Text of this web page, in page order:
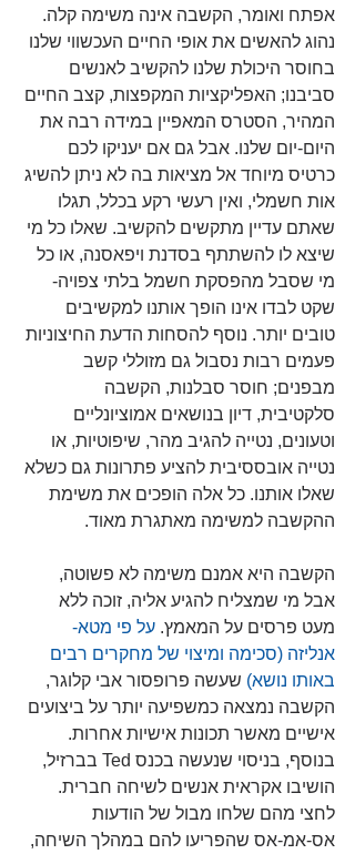
אפתח ואומר, הקשבה אינה משימה קלה.
נהוג להאשים את אופי החיים העכשווי שלנו
בחוסר היכולת שלנו להקשיב לאנשים
סביבנו; האפליקציות המקפצות, קצב החיים
המהיר, הסטרס המאפיין במידה רבה את
היום-יום שלנו. אבל גם אם יעניקו לכם
כרטיס מיוחד אל מציאות בה לא ניתן להשיג
אות חשמלי, ואין רעשי רקע בכלל, תגלו
שאתם עדיין מתקשים להקשיב. שאלו כל מי
שיצא לו להשתתף בסדנת ויפאסנה, או כל
מי שסבל מהפסקת חשמל בלתי צפויה-
שקט לבדו אינו הופך אותנו למקשיבים
טובים יותר. נוסף להסחות הדעת החיצוניות
פעמים רבות נסבול גם מזוללי קשב
מבפנים; חוסר סבלנות, הקשבה
סלקטיבית, דיון בנושאים אמוציונליים
וטעונים, נטייה להגיב מהר, שיפוטיות, או
נטייה אובססיבית להציע פתרונות גם כשלא
שאלו אותנו. כל אלה הופכים את משימת
ההקשבה למשימה מאתגרת מאוד.
הקשבה היא אמנם משימה לא פשוטה,
אבל מי שמצליח להגיע אליה, זוכה ללא
מעט פרסים על המאמץ. על פי מטא-
אנליזה (סכימה ומיצוי של מחקרים רבים
באותו נושא) שעשה פרופסור אבי קלוגר,
הקשבה נמצאה כמשפיעה יותר על ביצועים
אישיים מאשר תכונות אישיות אחרות.
בנוסף, בניסוי שנעשה בכנס Ted בברזיל,
הושיבו אקראית אנשים לשיחה חברית.
לחצי מהם שלחו מבול של הודעות
אס-אמ-אס שהפריעו להם במהלך השיחה,